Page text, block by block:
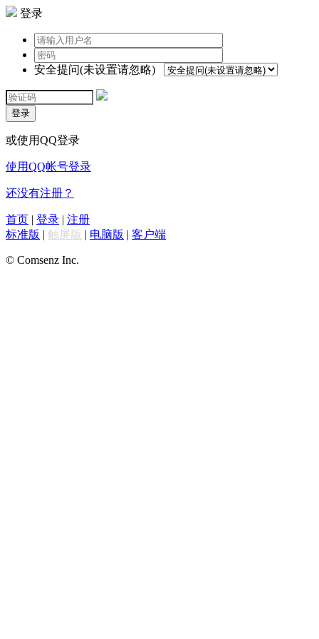
登录
安全提问(未设置请忽略)
登录
或使用QQ登录
使用QQ帐号登录
还没有注册？
首页 | 登录 | 注册
标准版 | 触屏版 | 电脑版 | 客户端
© Comsenz Inc.